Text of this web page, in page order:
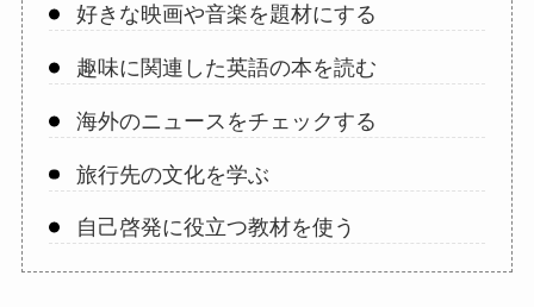
好きな映画や音楽を題材にする
趣味に関連した英語の本を読む
海外のニュースをチェックする
旅行先の文化を学ぶ
自己啓発に役立つ教材を使う